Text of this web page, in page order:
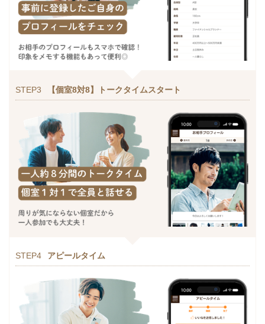
STEP3 【個室8対8】トークタイムスタート
STEP4 アピールタイム